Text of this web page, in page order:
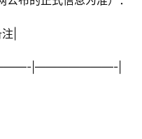
|
|———————-|